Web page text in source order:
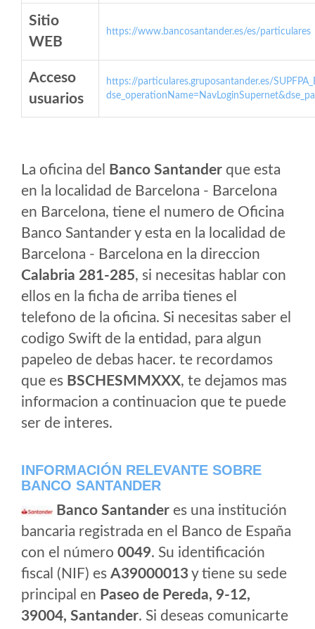
Sitio
WEB
https://www.bancosantander.es/es/particulares
Acceso
usuarios
https://particulares.gruposantander.es/
La oficina del Banco Santander que esta
en la localidad de Barcelona - Barcelona
en Barcelona, tiene el numero de Oficina
Banco Santander y esta en la localidad de
Barcelona - Barcelona en la direccion
Calabria 281-285, si necesitas hablar con
ellos en la ficha de arriba tienes el
telefono de la oficina. Si necesitas saber el
codigo Swift de la entidad, para algun
papeleo de debas hacer. te recordamos
que es BSCHESMMXXX, te dejamos mas
informacion a continuacion que te puede
ser de interes.
INFORMACIÓN RELEVANTE SOBRE
BANCO SANTANDER
Banco Santander es una institución
bancaria registrada en el Banco de España
con el número 0049. Su identificación
fiscal (NIF) es A39000013y tiene su sede
principal en Paseo de Pereda, 9-12,
39004, Santander. Si deseas comunicarte